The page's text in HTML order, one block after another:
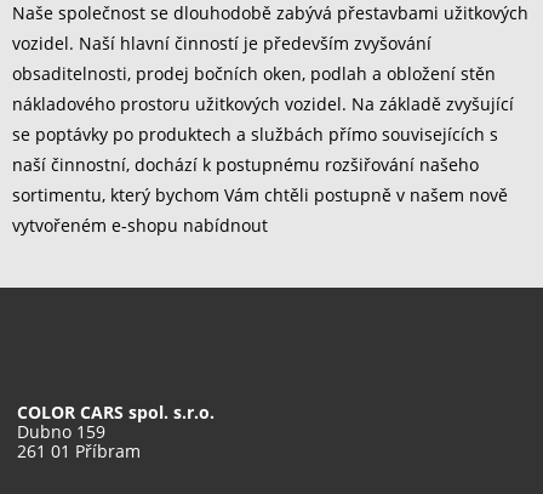
Naše společnost se dlouhodobě zabývá přestavbami užitkových
vozidel. Naší hlavní činností je především zvyšování
obsaditelnosti, prodej bočních oken, podlah a obložení stěn
nákladového prostoru užitkových vozidel. Na základě zvyšující
se poptávky po produktech a službách přímo souvisejících s
naší činnostní, dochází k postupnému rozšiřování našeho
sortimentu, který bychom Vám chtěli postupně v našem nově
vytvořeném e-shopu nabídnout
COLOR CARS spol. s.r.o.
Dubno 159
261 01 Příbram